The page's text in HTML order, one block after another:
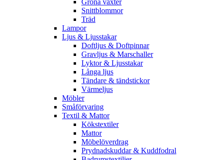
Gröna växter
Snittblommor
Träd
Lampor
Ljus & Ljusstakar
Doftljus & Doftpinnar
Gravljus & Marschaller
Lyktor & Ljusstakar
Långa ljus
Tändare & tändstickor
Värmeljus
Möbler
Småförvaring
Textil & Mattor
Kökstextiler
Mattor
Möbelöverdrag
Prydnadskuddar & Kuddfodral